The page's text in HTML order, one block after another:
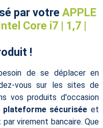
par votre APPLE
Core i7 | 1,7 |
!
de se déplacer en
vous sur les sites de
vos produits d'occasion
plateforme sécurisée et
virement bancaire. Que